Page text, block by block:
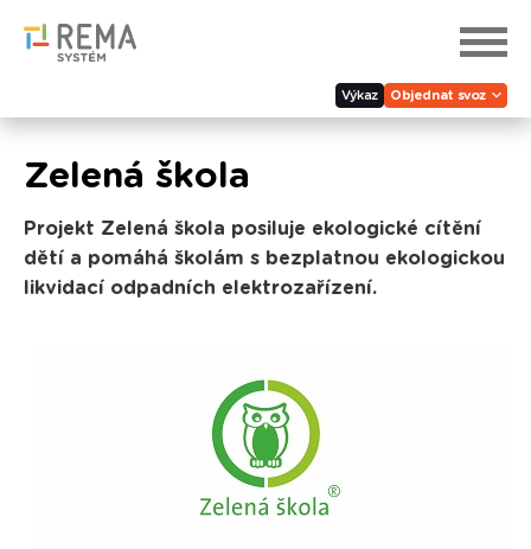
Výkaz Objednat svoz
Zelená škola
Projekt Zelená škola posiluje ekologické cítění
dětí a pomáhá školám s bezplatnou ekologickou
likvidací odpadních elektrozařízení.